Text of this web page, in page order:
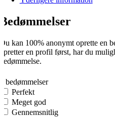
kan 100% anonymt oprette en
en profil først, har du
bedømmelser
Perfekt
Meget god
Gennemsnitlig